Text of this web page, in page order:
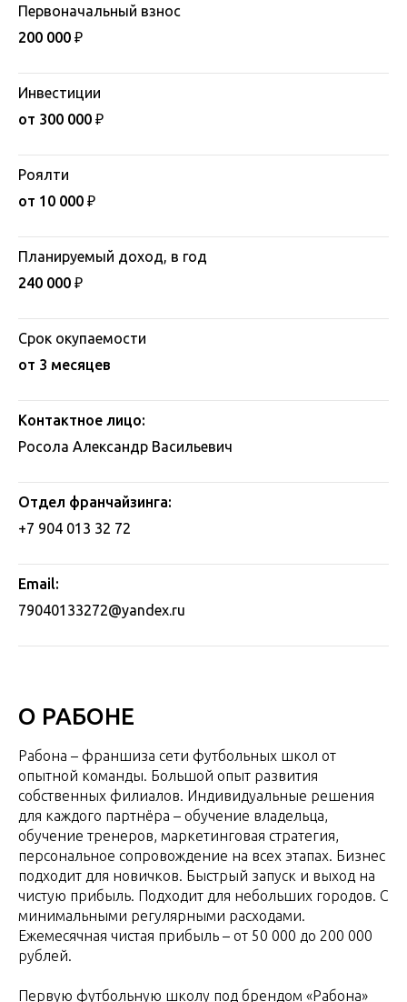
Первоначальный взнос
200 000 ₽
Инвестиции
от 300 000 ₽
Роялти
от 10 000 ₽
Планируемый доход, в год
240 000 ₽
Срок окупаемости
от 3 месяцев
Контактное лицо:
Росола Александр Васильевич
Отдел франчайзинга:
+7 904 013 32 72
Email:
79040133272@yandex.ru
О РАБОНЕ
Рабона – франшиза сети футбольных школ от
опытной команды. Большой опыт развития
собственных филиалов. Индивидуальные решения
для каждого партнёра – обучение владельца,
обучение тренеров, маркетинговая стратегия,
персональное сопровождение на всех этапах. Бизнес
подходит для новичков. Быстрый запуск и выход на
чистую прибыль. Подходит для небольших городов. С
минимальными регулярными расходами.
Ежемесячная чистая прибыль – от 50 000 до 200 000
рублей.
Первую футбольную школу под брендом «Рабона»